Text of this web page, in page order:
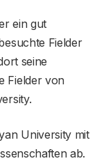
ein gut
Fielder
seine
Fielder von
University mit
ab.